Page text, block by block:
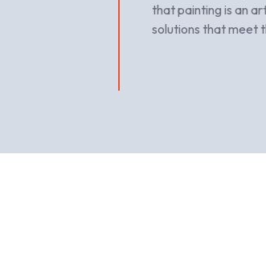
that painting is an
solutions that meet